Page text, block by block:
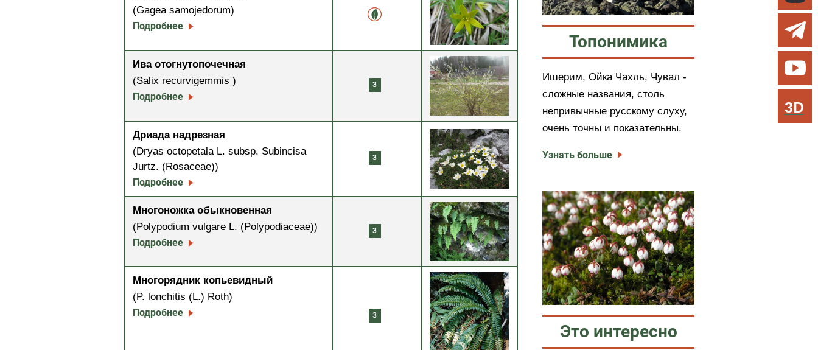
(Gagea samojedorum)
Подробнее
Ива отогнутопочечная
(Salix recurvigemmis )
Подробнее
Дриада надрезная
(Dryas octopetala L. subsp. Subincisa
Jurtz. (Rosaceae))
Подробнее
Многоножка обыкновенная
(Polypodium vulgare L. (Polypodiaceae))
Подробнее
Многорядник копьевидный
(P. lonchitis (L.) Roth)
Подробнее
3D
Топонимика
Ишерим, Ойка Чахль, Чувал -
сложные названия, столь
непривычные русскому слуху,
очень точны и показательны.
Узнать больше
Это интересно